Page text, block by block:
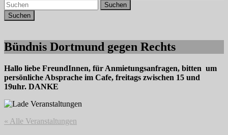
Suchen
Bündnis Dortmund gegen Rechts
Hallo liebe FreundInnen, für Anmietungsanfragen, bitten um
persönliche Absprache im Cafe, freitags zwischen 15 und
19uhr. DANKE
« Alle Veranstaltungen